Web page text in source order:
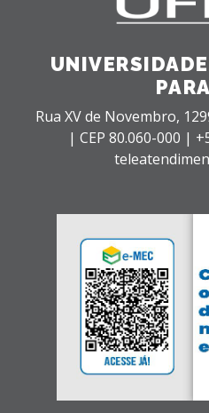
Rua XV de Novembro,
| CEP 80.060-000 |